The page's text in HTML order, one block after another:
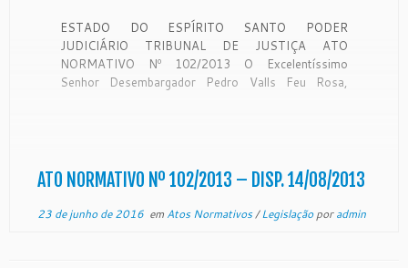
ESTADO DO ESPÍRITO SANTO PODER
JUDICIÁRIO TRIBUNAL DE JUSTIÇA ATO
NORMATIVO Nº 102/2013 O Excelentíssimo
Senhor Desembargador Pedro Valls Feu Rosa,
ATO NORMATIVO Nº 102/2013 – DISP. 14/08/2013
23 de junho de 2016em Atos Normativos/Legislaçãoporadmin